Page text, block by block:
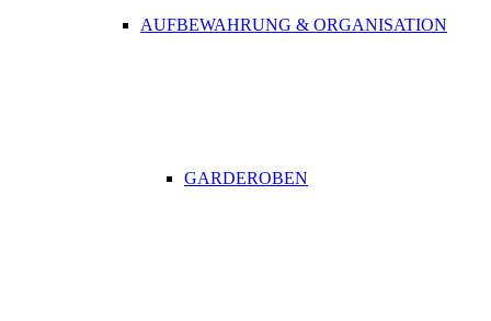
AUFBEWAHRUNG & ORGANISATION
GARDEROBEN